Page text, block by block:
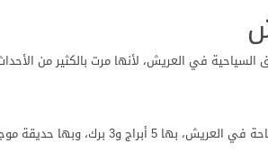
في العريش، لأنها مرت بالكثير من
هي من أشهر مناطق السياحة في